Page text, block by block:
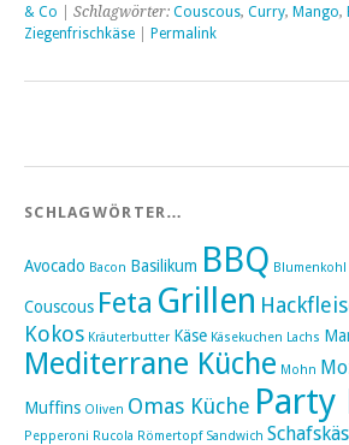
& Co | Schlagwörter: Couscous, Curry, Mango,
Ziegenfrischkäse
Permalink
SCHLAGWÖRTER…
Avocado Bacon Basilikum BBQ Blumenkohl
Couscous Feta Grillen
Kokos Kräuterbutter Käse Käsekuchen Lachs
Mediterrane Küche Mohn
Muffins Oliven Omas Küche Party
Pepperoni Rucola Römertopf Sandwich